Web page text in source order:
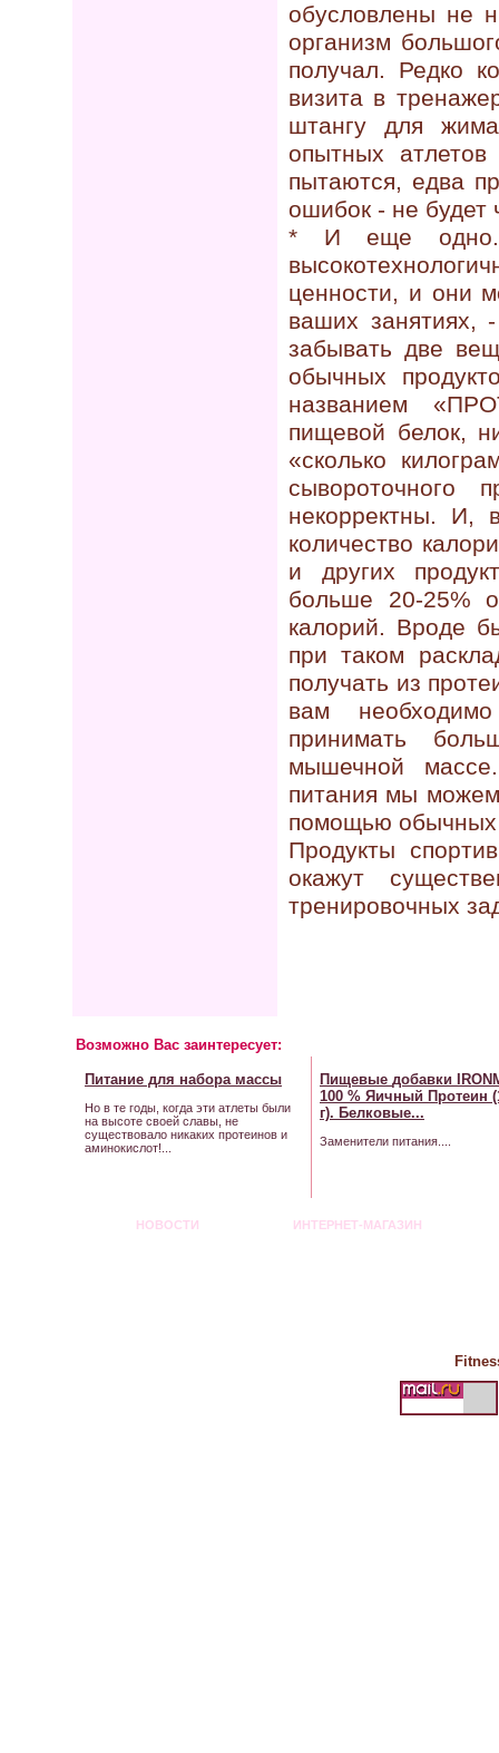
обусловлены не
организм
получал. Редко
визита в
штангу для
опытных
пытаются, едва
ошибок - не будет
* И еще одно.
ценности, и они
ваших занятиях,
забывать две
обычных
названием
пищевой белок,
«сколько
сывороточного
некорректны. И,
количество
и других
больше 20-25%
калорий. Вроде
при таком
получать из
вам
принимать
мышечной
питания мы
помощью обычных
Продукты
окажут
тренировочных
Возможно Вас заинтересует:
Питание для набора массы
Но в те годы, когда эти атлеты были
на высоте своей славы, не
существовало никаких протеинов и
аминокислот!...
Пищевые добавки
100 % Яичный Протеин
г). Белковые...
Заменители питания....
НОВОСТИ ИНТЕРНЕТ-МАГАЗИН